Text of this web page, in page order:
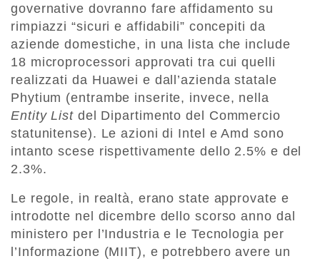
governative dovranno fare affidamento su
rimpiazzi “sicuri e affidabili” concepiti da
aziende domestiche, in una lista che include
18 microprocessori approvati tra cui quelli
realizzati da Huawei e dall’azienda statale
Phytium (entrambe inserite, invece, nella
Entity List del Dipartimento del Commercio
statunitense). Le azioni di Intel e Amd sono
intanto scese rispettivamente dello 2.5% e del
2.3%.
Le regole, in realtà, erano state approvate e
introdotte nel dicembre dello scorso anno dal
ministero per l’Industria e le Tecnologia per
l’Informazione (MIIT), e potrebbero avere un